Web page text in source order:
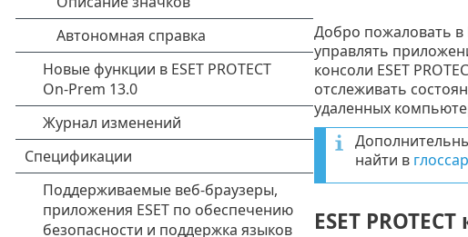
Добро пожаловать в
управлять
консоли ESET
отслеживать
удаленных
найти в
ESET